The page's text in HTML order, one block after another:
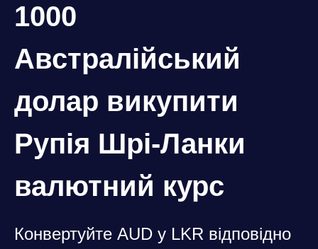
1000
Австралійський
долар викупити
Рупія Шрі-Ланки
валютний курс
Конвертуйте AUD у LKR відповідно